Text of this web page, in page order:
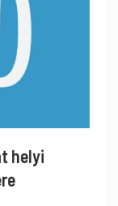
helyi